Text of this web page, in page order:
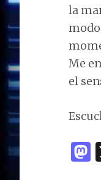
la
Me
el